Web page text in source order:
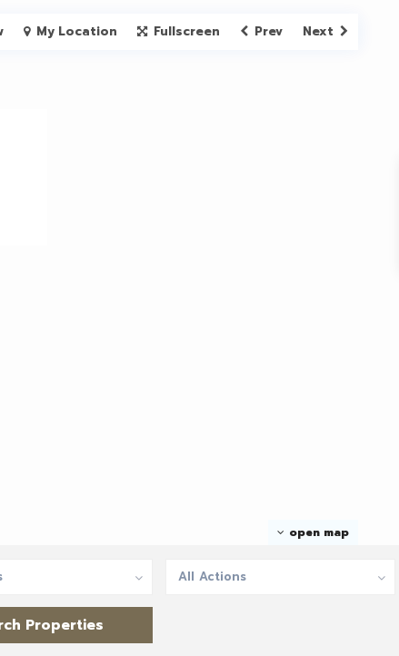
open map
My Location Fullscreen Prev Next
All Actions